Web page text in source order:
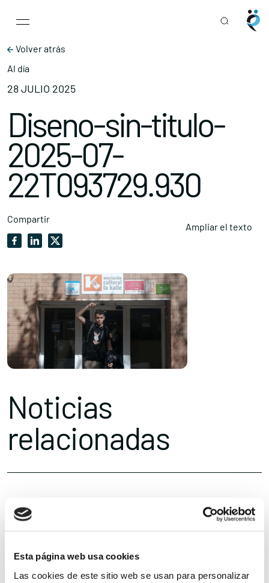
Esta página web usa cookies
Las cookies de este sitio web se usan para personalizar
Main Navigation
Volver atrás
Al día
28 JULIO 2025
Diseno-sin-titulo-
2025-07-
22T093729.930
Compartir
Ampliar el texto
Noticias
relacionadas